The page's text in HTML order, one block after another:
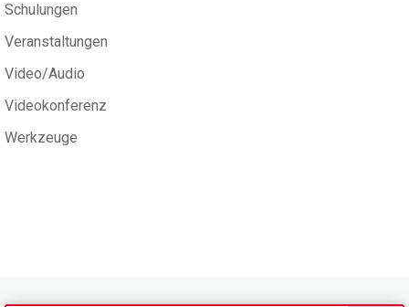
Schulungen
Veranstaltungen
Video/Audio
Videokonferenz
Werkzeuge